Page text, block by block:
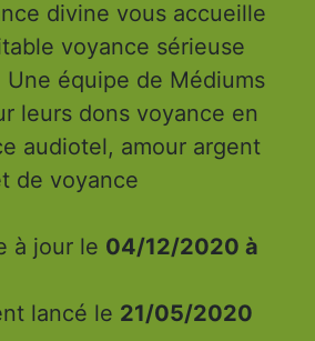
divine vous accueille
voyance sérieuse
équipe de Médiums
leurs dons voyance en
audiotel, amour argent
de voyance
à jour le 04/12/2020 à
lancé le 21/05/2020